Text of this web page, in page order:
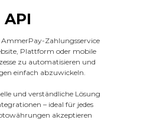
API
AmmerPay-Zahlungsservice
Plattform oder mobile
zu automatisieren und
einfach abzuwickeln.
und verständliche Lösung
– ideal für jedes
akzeptieren